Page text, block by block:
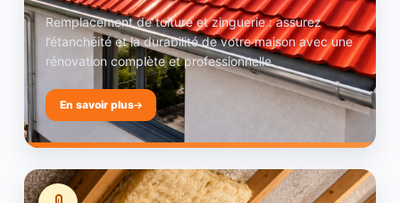
Remplacement de toiture et zinguerie : assurez
l’étanchéité et la durabilité de votre maison avec une
rénovation complète et professionnelle.
En savoir plus